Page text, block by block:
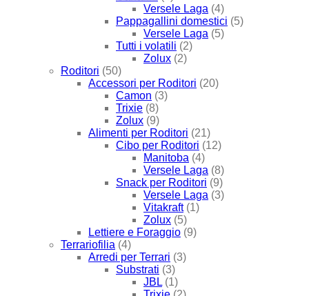
Versele Laga (4)
Pappagallini domestici (5)
Versele Laga (5)
Tutti i volatili (2)
Zolux (2)
Roditori (50)
Accessori per Roditori (20)
Camon (3)
Trixie (8)
Zolux (9)
Alimenti per Roditori (21)
Cibo per Roditori (12)
Manitoba (4)
Versele Laga (8)
Snack per Roditori (9)
Versele Laga (3)
Vitakraft (1)
Zolux (5)
Lettiere e Foraggio (9)
Terrariofilia (4)
Arredi per Terrari (3)
Substrati (3)
JBL (1)